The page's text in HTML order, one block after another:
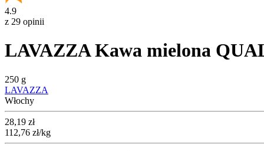
4.9
z 29 opinii
LAVAZZA Kawa mielona
250 g
LAVAZZA
Włochy
Cena
28,19 zł
112,76 zł/kg